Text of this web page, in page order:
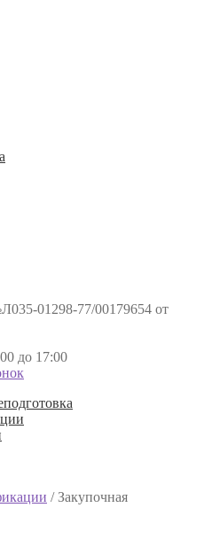
01298-77/00179654 от
до 17:00
/Закупочная